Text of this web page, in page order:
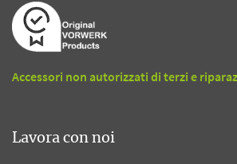
Accessori non autorizzati di terzi e
Lavora con noi